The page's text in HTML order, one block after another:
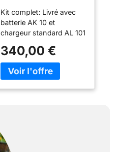
Kit complet: Livré avec
batterie AK 10 et
chargeur standard AL 101
immédiate Performance
de coupe élevée: Taille-
haie puissant sans fil
découpées au laser,
taillées au diamant et
340,00 €